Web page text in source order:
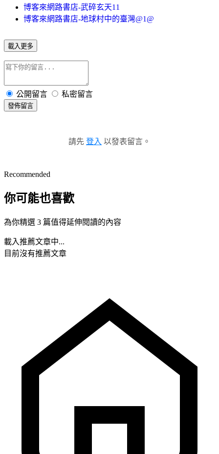
博客來網路書店-武碎玄天11
博客來網路書店-地球村中的臺灣@1@
載入更多
公開留言 私密留言
發佈留言
請先 登入 以發表留言。
Recommended
你可能也喜歡
為你精選 3 篇值得延伸閱讀的內容
載入推薦文章中...
目前沒有推薦文章